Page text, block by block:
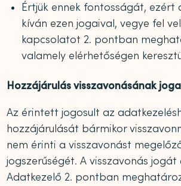
Értjük ennek fontosságát, ezért
kíván ezen jogaival, vegye fel
kapcsolatot 2. pontban
valamely elérhetőségen
Hozzájárulás visszavonásának joga
Az érintett jogosult az
hozzájárulását bármikor
nem érinti a visszavonást
jogszerűségét. A visszavonás
Adatkezelő 2. pontban